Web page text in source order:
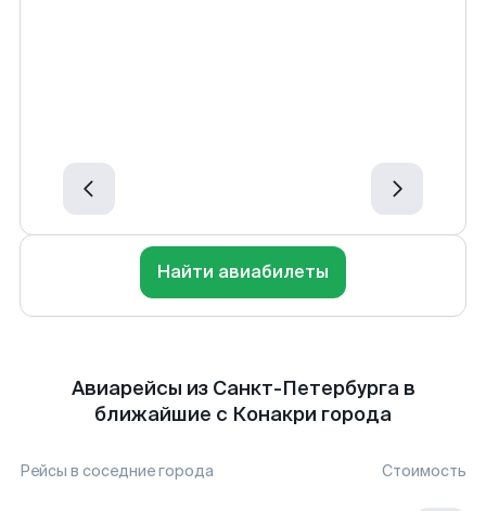
Найти авиабилеты
Авиарейсы из Санкт-Петербурга в
ближайшие с Конакри города
Рейсы в соседние города Стоимость